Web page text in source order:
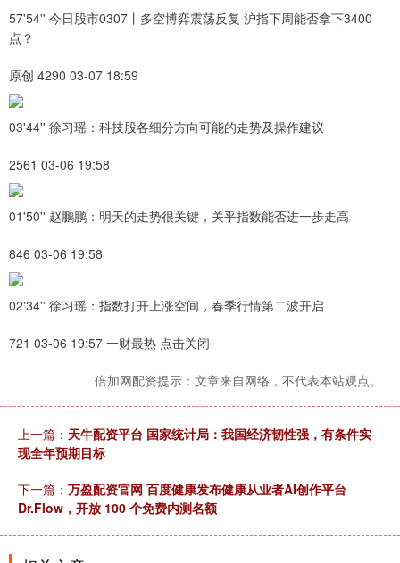
57'54'' 今日股市0307丨多空博弈震荡反复 沪指下周能否拿下3400
点？
原创 4290 03-07 18:59
03'44'' 徐习瑶：科技股各细分方向可能的走势及操作建议
2561 03-06 19:58
01'50'' 赵鹏鹏：明天的走势很关键，关乎指数能否进一步走高
846 03-06 19:58
02'34'' 徐习瑶：指数打开上涨空间，春季行情第二波开启
721 03-06 19:57 一财最热 点击关闭
倍加网配资提示：文章来自网络，不代表本站观点。
上一篇： 天牛配资平台 国家统计局：我国经济韧性强，有条件实
现全年预期目标
下一篇： 万盈配资官网 百度健康发布健康从业者AI创作平台
Dr.Flow，开放 100 个免费内测名额